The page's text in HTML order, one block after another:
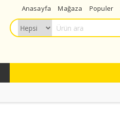
Anasayfa Mağaza Populer